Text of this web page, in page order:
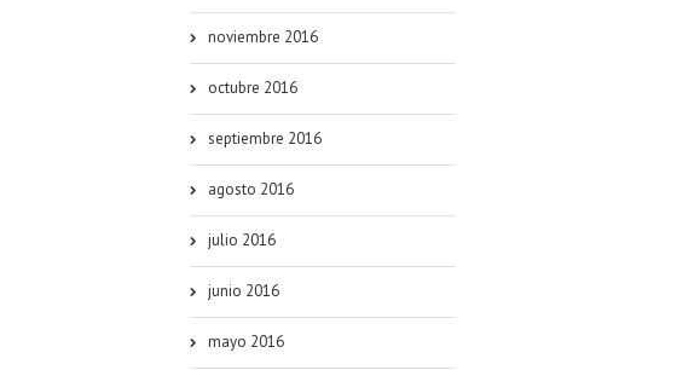
noviembre 2016
octubre 2016
septiembre 2016
agosto 2016
julio 2016
junio 2016
mayo 2016